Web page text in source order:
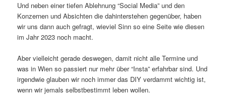
Und neben einer tiefen Ablehnung “Social Media” und den
Konzernen und Absichten die dahinterstehen gegenüber, haben
wir uns dann auch gefragt, wieviel Sinn so eine Seite wie diesen
im Jahr 2023 noch macht.
Aber vielleicht gerade deswegen, damit nicht alle Termine und
was in Wien so passiert nur mehr über “Insta” erfahrbar sind. Und
irgendwie glauben wir noch immer das DIY verdammt wichtig ist,
wenn wir jemals selbstbestimmt leben wollen.